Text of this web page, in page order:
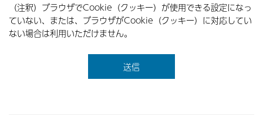
（注釈）ブラウザでCookie（クッキー）が使用できる設定になっ
ていない、または、ブラウザがCookie（クッキー）に対応してい
ない場合は利用いただけません。